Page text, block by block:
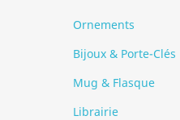
Ornements
Bijoux & Porte-Clés
Mug & Flasque
Librairie